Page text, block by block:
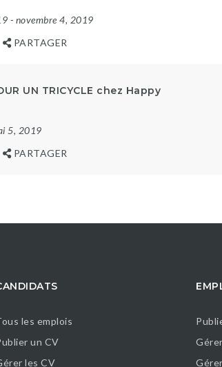
- novembre 4, 2019
PARTAGER
UN TRICYCLE chez Happy
5, 2019
PARTAGER
les emplois
un CV
les CV